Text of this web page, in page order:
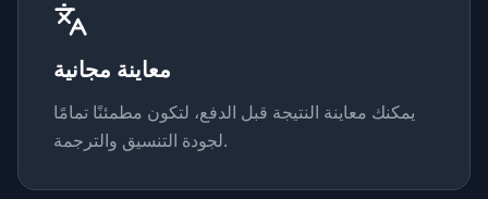
معاينة مجانية
يمكنك معاينة النتيجة قبل الدفع، لتكون مطمئنًا تمامًا
لجودة التنسيق والترجمة.